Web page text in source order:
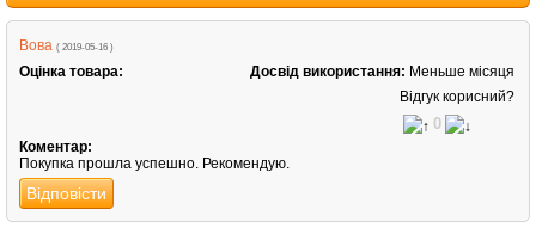
Вова ( 2019-05-16 )
Оцінка товара: Досвід використання: Меньше місяця
Відгук корисний?
0
Коментар:
Покупка прошла успешно. Рекомендую.
Відповісти